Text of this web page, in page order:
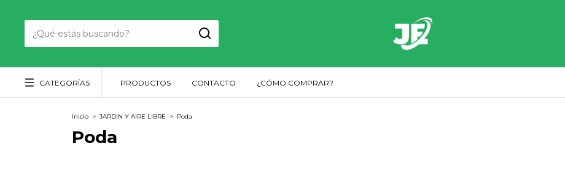
CATEGORÍAS PRODUCTOS CONTACTO ¿CÓMO COMPRAR?
Inicio > JARDIN Y AIRE LIBRE > Poda
Poda